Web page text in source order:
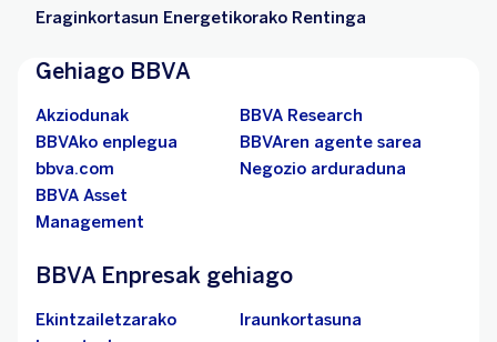
Eraginkortasun Energetikorako Rentinga
Gehiago BBVA
Akziodunak
BBVA Research
BBVAko enplegua
BBVAren agente sarea
bbva.com
Negozio arduraduna
BBVA Asset
Management
BBVA Enpresak gehiago
Ekintzailetzarako
Iraunkortasuna